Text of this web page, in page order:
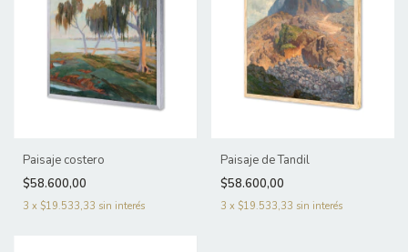
Paisaje costero
$58.600,00
3 x $19.533,33 sin interés
Paisaje de Tandil
$58.600,00
3 x $19.533,33 sin interés